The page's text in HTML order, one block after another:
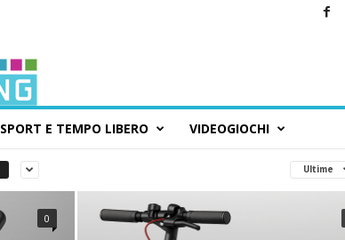
SPORT E TEMPO LIBERO VIDEOGIOCHI
Ultime
0